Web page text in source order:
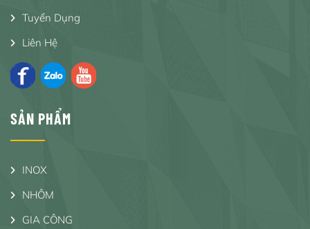
Tuyển Dụng
Liên Hệ
SẢN PHẨM
INOX
NHÔM
GIA CÔNG